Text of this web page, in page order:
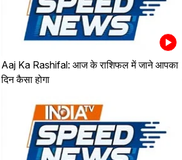
Aaj Ka Rashifal: आज के राशिफल में जाने आपका
दिन कैसा होगा